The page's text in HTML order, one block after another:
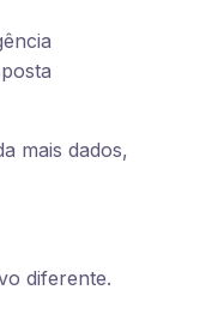
mais dados,
diferente.